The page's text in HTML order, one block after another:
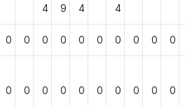
4
9
4
4
0 0 0 0 0 0 0 0 0 0
0 0 0 0 0 0 0 0 0 0